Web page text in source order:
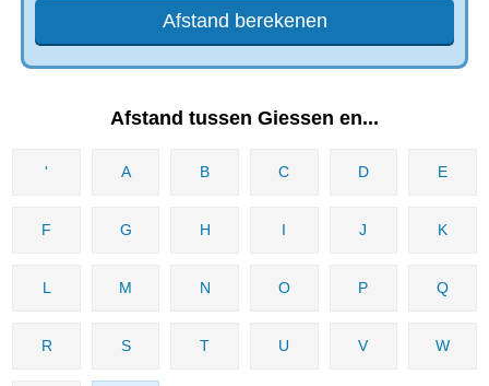
Afstand tussen Giessen en...
' A B C D E
F G H I J K
L M N O P Q
R S T U V W